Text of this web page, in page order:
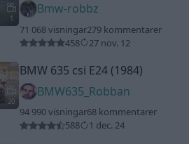
1
Bmw-robbz
71 068 visningar279 kommentarer
458
27 nov. 12
20
BMW 635 csi E24 (1984)
BMW635_Robban
94 990 visningar68 kommentarer
588
1 dec. 24